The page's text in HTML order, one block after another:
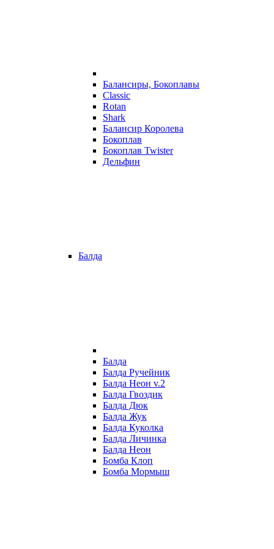
Балансиры, Бокоплавы
Classic
Rotan
Shark
Балансир Королева
Бокоплав
Бокоплав Twister
Дельфин
Балда
Балда
Балда Ручейник
Балда Неон v.2
Балда Гвоздик
Балда Дюк
Балда Жук
Балда Куколка
Балда Личинка
Балда Неон
Бомба Клоп
Бомба Мормыш